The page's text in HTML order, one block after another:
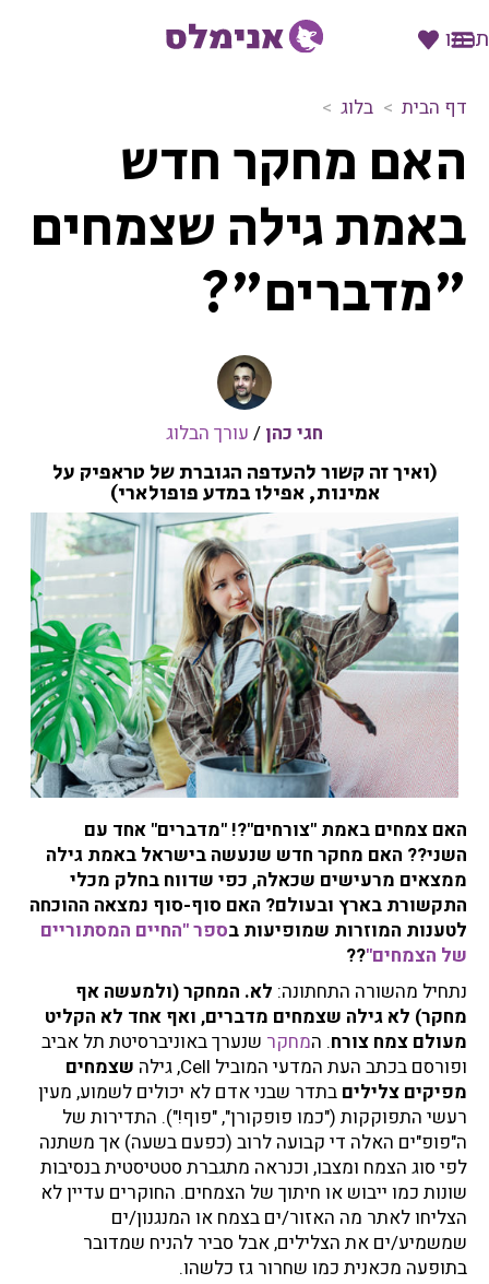
תרמו
דף הבית בלוג
א
ם
ח
ק
ר
ח
מ
ג
י
ל
ה
ש
צ
מ
ח
י
ם
"
מ
ד
ב
ר
י
ם
"
?
האם מחקר חדש
באמת גילה שצמחים
"מדברים"?
חגי כהן / עורך הבלוג
(ואיך זה קשור להעדפה הגוברת של טראפיק על
אמינות, אפילו במדע פופולארי)
האם צמחים באמת "צורחים"?! "מדברים" אחד עם
השני?? האם מחקר חדש שנעשה בישראל באמת גילה
ממצאים מרעישים שכאלה, כפי שדווח בחלק מכלי
התקשורת בארץ ובעולם? האם סוף-סוף נמצאה ההוכחה
לטענות המוזרות שמופיעות בספר "החיים המסתוריים
של הצמחים"??
נתחיל מהשורה התחתונה: לא. המחקר (ולמעשה אף
מחקר) לא גילה שצמחים מדברים, ואף אחד לא הקליט
מעולם צמח צורח. המחקר שנערך באוניברסיטת תל אביב
ופורסם בכתב העת המדעי המוביל Cell, גילה
שצמחים
מפיקים צלילים בתדר שבני אדם לא יכולים לשמוע, מעין
רעשי התפוקקות ("כמו פופקורן", "פוף!"). התדירות של
ה"פופ"ים האלה די קבועה לרוב (כפעם בשעה) אך משתנה
לפי סוג הצמח ומצבו, וכנראה מתגברת סטטיסטית בנסיבות
שונות כמו ייבוש או חיתוך של הצמחים. החוקרים עדיין לא
הצליחו לאתר מה האזור/ים בצמח או המנגנון/ים
שמשמיע/ים את הצלילים, אבל סביר להניח שמדובר
בתופעה מכאנית כמו שחרור גז כלשהו.